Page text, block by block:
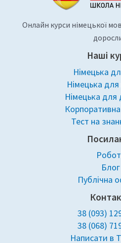
Онлайн курси німецької
Наші
Німецька
Німецька для
Німецька для
Тест на
Блог
Публічна
38 (093)
38 (068)
Написати в